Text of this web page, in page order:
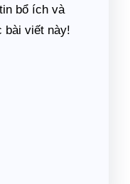
bổ ích và
bài viết này!